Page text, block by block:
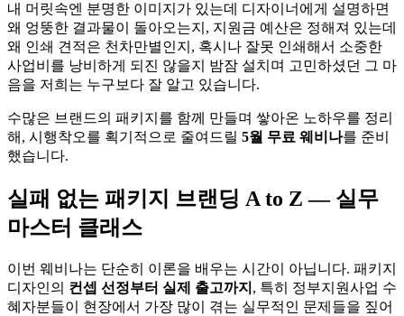
내 머릿속엔 분명한 이미지가 있는데 디자이너에게 설명하면
왜 엉뚱한 결과물이 돌아오는지, 지원금 예산은 정해져 있는데
왜 인쇄 견적은 천차만별인지, 혹시나 잘못 인쇄해서 소중한
사업비를 낭비하게 되진 않을지 밤잠 설치며 고민하셨던 그 마
음을 저희는 누구보다 잘 알고 있습니다.
수많은 브랜드의 패키지를 함께 만들며 쌓아온 노하우를 정리
해, 시행착오를 획기적으로 줄여드릴 5월 무료 웨비나를 준비
했습니다.
실패 없는 패키지 브랜딩 A to Z — 실무
마스터 클래스
이번 웨비나는 단순히 이론을 배우는 시간이 아닙니다. 패키지
디자인의 컨셉 선정부터 실제 출고까지 , 특히 정부지원사업 수
혜자분들이 현장에서 가장 많이 겪는 실무적인 문제들을 짚어